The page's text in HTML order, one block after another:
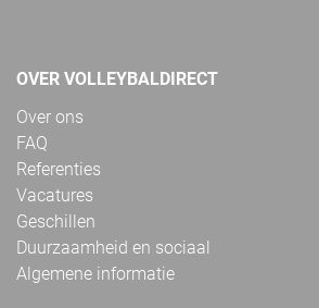
OVER VOLLEYBALDIRECT
Over ons
FAQ
Referenties
Vacatures
Geschillen
Duurzaamheid en sociaal
Algemene informatie